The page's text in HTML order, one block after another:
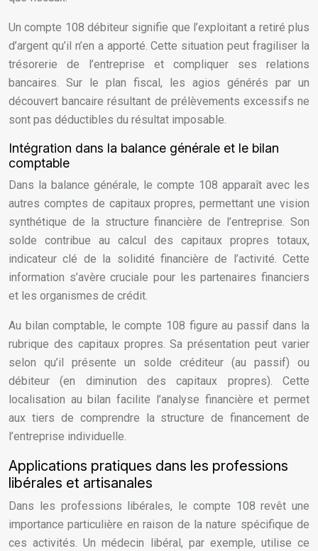
Un compte 108 débiteur signifie que l’exploitant a retiré plus
d’argent qu’il n’en a apporté. Cette situation peut fragiliser la
trésorerie de l’entreprise et compliquer ses relations
bancaires. Sur le plan fiscal, les agios générés par un
découvert bancaire résultant de prélèvements excessifs ne
sont pas déductibles du résultat imposable.
Intégration dans la balance générale et le bilan
comptable
Dans la balance générale, le compte 108 apparaît avec les
autres comptes de capitaux propres, permettant une vision
synthétique de la structure financière de l’entreprise. Son
solde contribue au calcul des capitaux propres totaux,
indicateur clé de la solidité financière de l’activité. Cette
information s’avère cruciale pour les partenaires financiers
et les organismes de crédit.
Au bilan comptable, le compte 108 figure au passif dans la
rubrique des capitaux propres. Sa présentation peut varier
selon qu’il présente un solde créditeur (au passif) ou
débiteur (en diminution des capitaux propres). Cette
localisation au bilan facilite l’analyse financière et permet
aux tiers de comprendre la structure de financement de
l’entreprise individuelle.
Applications pratiques dans les professions
libérales et artisanales
Dans les professions libérales, le compte 108 revêt une
importance particulière en raison de la nature spécifique de
ces activités. Un médecin libéral, par exemple, utilise ce